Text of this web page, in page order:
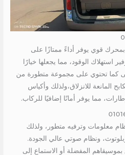
بمحرك قوي يوفر أداءً ممتازًا على
استهلاك الوقود، مما يجعلها خيارًا
كما تحتوي على مجموعة متطورة من
المانعة للانزلاق،ولذلك وأكياس
مما يوفر أمانًا إضافيًا للركاب.
معلومات وترفيه متطور، ولذلك
ونظام صوتي عالي الجودة.
بموسيقاهم المفضلة أو الاستماع إلى